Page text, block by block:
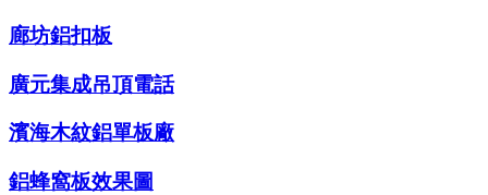
廊坊鋁扣板
廣元集成吊頂電話
濱海木紋鋁單板廠
鋁蜂窩板效果圖